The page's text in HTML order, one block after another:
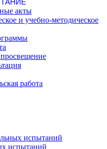
акты
и учебно-методическое
работа
испытаний
испытаний